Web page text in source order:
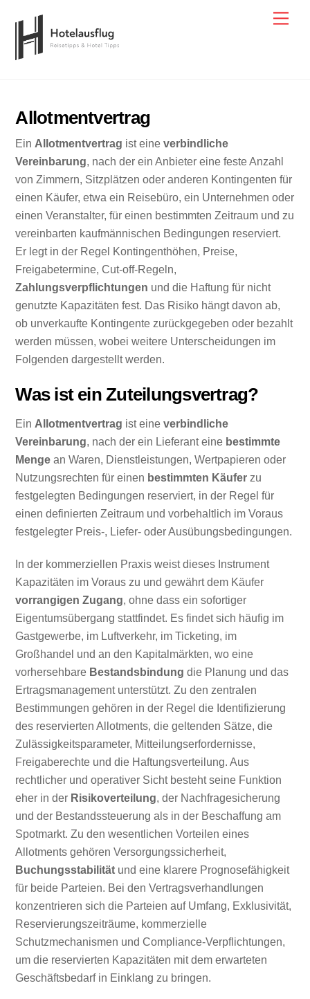
content
Allotmentvertrag
Ein Allotmentvertrag ist eineverbindliche
Vereinbarung, nach der ein Anbieter eine feste Anzahl
von Zimmern, Sitzplätzen oder anderen Kontingenten für
einen Käufer, etwa ein Reisebüro, ein Unternehmen oder
einen Veranstalter, für einen bestimmten Zeitraum und zu
vereinbarten kaufmännischen Bedingungen reserviert.
Er legt in der Regel Kontingenthöhen, Preise,
Freigabetermine, Cut-off-Regeln,
Zahlungsverpflichtungen und die Haftung für nicht
genutzte Kapazitäten fest. Das Risiko hängt davon ab,
ob unverkaufte Kontingente zurückgegeben oder bezahlt
werden müssen, wobei weitere Unterscheidungen im
Folgenden dargestellt werden.
Was ist ein Zuteilungsvertrag?
Ein Allotmentvertrag ist eineverbindliche
Vereinbarung, nach der ein Lieferant eine bestimmte
Menge an Waren, Dienstleistungen, Wertpapieren oder
Nutzungsrechten für einen bestimmten Käufer zu
festgelegten Bedingungen reserviert, in der Regel für
einen definierten Zeitraum und vorbehaltlich im Voraus
festgelegter Preis-, Liefer- oder Ausübungsbedingungen.
In der kommerziellen Praxis weist dieses Instrument
Kapazitäten im Voraus zu und gewährt dem Käufer
vorrangigen Zugang, ohne dass ein sofortiger
Eigentumsübergang stattfindet. Es findet sich häufig im
Gastgewerbe, im Luftverkehr, im Ticketing, im
Großhandel und an den Kapitalmärkten, wo eine
vorhersehbare Bestandsbindung die Planung und das
Ertragsmanagement unterstützt. Zu den zentralen
Bestimmungen gehören in der Regel die Identifizierung
des reservierten Allotments, die geltenden Sätze, die
Zulässigkeitsparameter, Mitteilungserfordernisse,
Freigaberechte und die Haftungsverteilung. Aus
rechtlicher und operativer Sicht besteht seine Funktion
eher in der Risikoverteilung, der Nachfragesicherung
und der Bestandssteuerung als in der Beschaffung am
Spotmarkt. Zu den wesentlichen Vorteilen eines
Allotments gehören Versorgungssicherheit,
Buchungsstabilität und eine klarere Prognosefähigkeit
für beide Parteien. Bei den Vertragsverhandlungen
konzentrieren sich die Parteien auf Umfang, Exklusivität,
Reservierungszeiträume, kommerzielle
Schutzmechanismen und Compliance-Verpflichtungen,
um die reservierten Kapazitäten mit dem erwarteten
Geschäftsbedarf in Einklang zu bringen.